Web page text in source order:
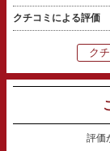
クチコミによる評価
ク
評価